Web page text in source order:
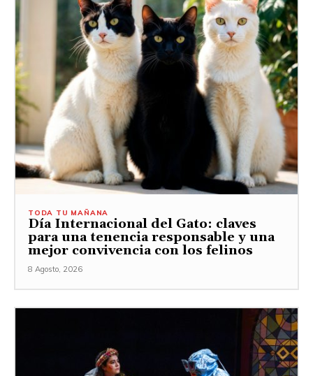
TODA TU MAÑANA
Día Internacional del Gato: claves
para una tenencia responsable y una
mejor convivencia con los felinos
8 Agosto, 2026